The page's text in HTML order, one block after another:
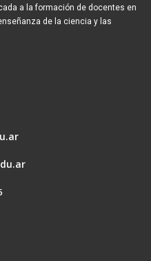
a la formación de docentes en
de la ciencia y las